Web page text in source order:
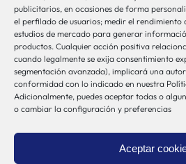
publicitarios, en ocasiones de forma
el perfilado de usuarios; medir el rendimiento
estudios de mercado para generar
productos. Cualquier acción positiva
cuando legalmente se exija consentimiento
segmentación avanzada), implicará una
conformidad con lo indicado en nuestra
Adicionalmente, puedes aceptar todas o
o cambiar la configuración y preferencias
Aceptar
Otros Enlaces
Osakidetza